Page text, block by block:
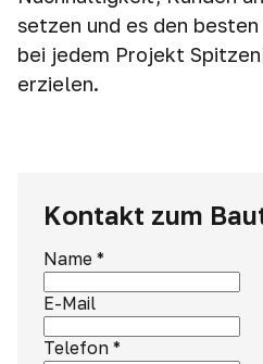
setzen und es den
bei jedem Projekt
erzielen.
Kontakt zum
Name *
E-Mail
Telefon *